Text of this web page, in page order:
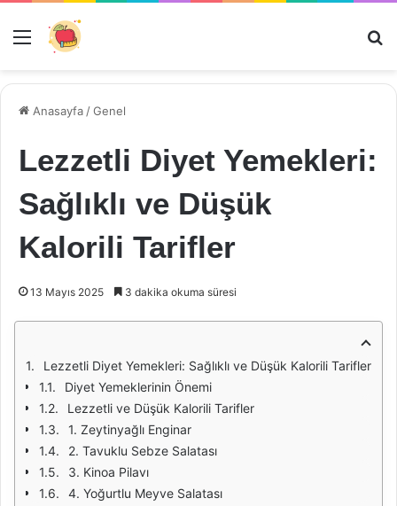
Menü
Anasayfa /Genel
Lezzetli Diyet Yemekleri:
Sağlıklı ve Düşük
Kalorili Tarifler
13 Mayıs 2025 3 dakika okuma süresi
Lezzetli Diyet Yemekleri: Sağlıklı ve Düşük Kalorili Tarifler
Diyet Yemeklerinin Önemi
Lezzetli ve Düşük Kalorili Tarifler
1. Zeytinyağlı Enginar
2. Tavuklu Sebze Salatası
3. Kinoa Pilavı
4. Yoğurtlu Meyve Salatası